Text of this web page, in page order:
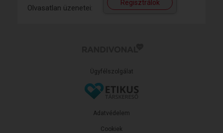
Olvasatlan üzenetei:
Regisztrálok
Ügyfélszolgálat
Adatvédelem
Cookiek